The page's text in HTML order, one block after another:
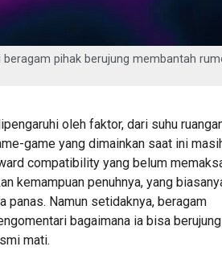
beragam pihak berujung membantah
oleh faktor, dari suhu
game yang dimainkan saat ini
compatibility yang belum
kemampuan penuhnya, yang
panas. Namun setidaknya, beragam
bagaimana ia bisa berujung
mati.